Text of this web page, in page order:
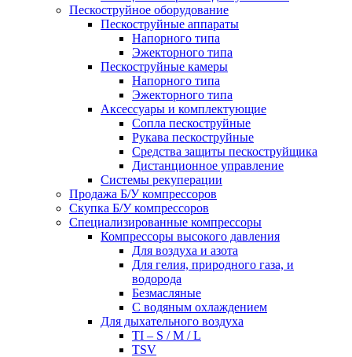
Пескоструйное оборудование
Пескоструйные аппараты
Напорного типа
Эжекторного типа
Пескоструйные камеры
Напорного типа
Эжекторного типа
Аксессуары и комплектующие
Сопла пескоструйные
Рукава пескоструйные
Средства защиты пескоструйщика
Дистанционное управление
Системы рекуперации
Продажа Б/У компрессоров
Скупка Б/У компрессоров
Специализированные компрессоры
Компрессоры высокого давления
Для воздуха и азота
Для гелия, природного газа, и
водорода
Безмасляные
С водяным охлаждением
Для дыхательного воздуха
TI – S / M / L
TSV